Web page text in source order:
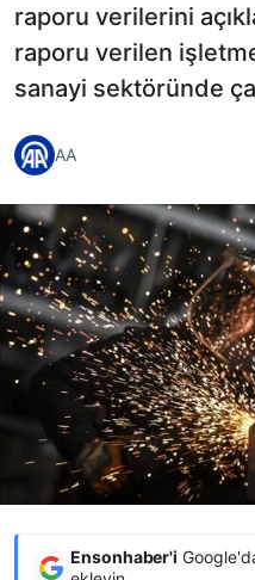
raporu verilerini
raporu verilen
sanayi sektöründe
AA
Ensonhaber'i